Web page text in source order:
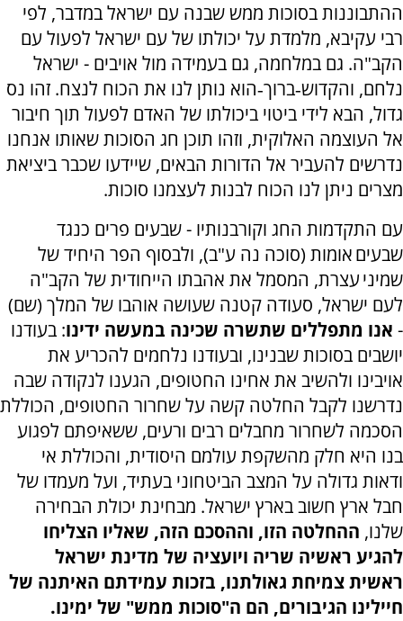
ההתבוננות בסוכות ממש שבנה עם ישראל במדבר, לפי
רבי עקיבא, מלמדת על יכולתו של עם ישראל לפעול עם
הקב"ה. גם במלחמה, גם בעמידה מול אויבים - ישראל
נלחם, והקדוש‐ברוך‐הוא נותן לנו את הכוח לנצח. זהו נס
גדול, הבא לידי ביטוי ביכולתו של האדם לפעול תוך חיבור
אל העוצמה האלוקית, וזהו תוכן חג הסוכות שאותו אנחנו
נדרשים להעביר אל הדורות הבאים, שיידעו שכבר ביציאת
מצרים ניתן לנו הכוח לבנות לעצמנו סוכות.
עם התקדמות החג וקורבנותיו - שבעים פרים כנגד
שבעים אומות (סוכה נה ע"ב), ולבסוף הפר היחיד של
שמיני עצרת, המסמל את אהבתו הייחודית של הקב"ה
לעם ישראל, סעודה קטנה שעושה אוהבו של המלך (שם)
- אנו מתפללים שתשרה שכינה במעשה ידינו: בעודנו
יושבים בסוכות שבנינו, ובעודנו נלחמים להכריע את
אויבינו ולהשיב את אחינו החטופים, הגענו לנקודה שבה
נדרשנו לקבל החלטה קשה על שחרור החטופים, הכוללת
הסכמה לשחרור מחבלים רבים ורעים, ששאיפתם לפגוע
בנו היא חלק מהשקפת עולמם היסודית, והכוללת אי
ודאות גדולה על המצב הביטחוני בעתיד, ועל מעמדו של
חבל ארץ חשוב בארץ ישראל. מבחינת יכולת הבחירה
שלנו, ההחלטה הזו, וההסכם הזה, שאליו הצליחו
להגיע ראשיה שריה ויועציה של מדינת ישראל
ראשית צמיחת גאולתנו, בזכות עמידתם האיתנה של
חיילינו הגיבורים, הם ה"סוכות ממש" של ימינו.